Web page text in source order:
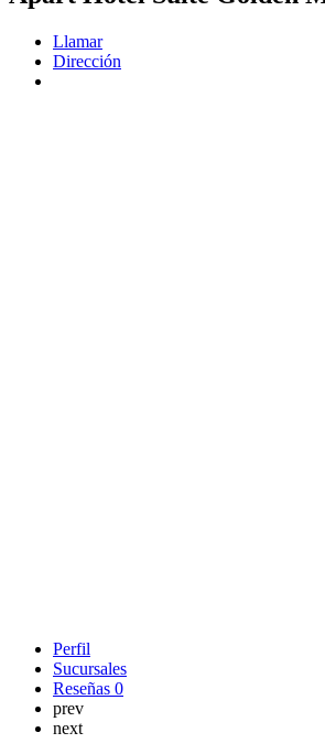
Llamar
Dirección
Perfil
Sucursales
Reseñas 0
prev
next